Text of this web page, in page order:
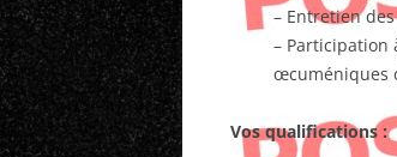
– Entretien
– Participation
œcuméniques
Vos qualifications :